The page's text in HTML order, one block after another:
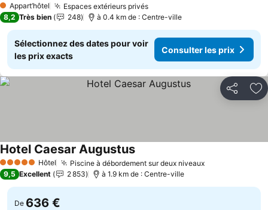
1 Étoiles
Appart’hôtel Espaces extérieurs privés
8,2 Très bien 248 à 0.4 km de : Centre-ville
Sélectionnez des dates pour voir
les prix exacts
Consulter les prix
Partager
5 Étoiles Hôtel Piscine à débordement sur deux niveaux
Hotel Caesar Augustus
9,5 Excellent 2 853 à 1.9 km de : Centre-ville
De 636 €